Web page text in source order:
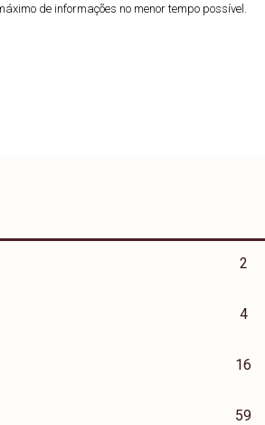
de informações no menor tempo possível.
2
4
16
59